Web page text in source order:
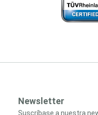
Newsletter
Suscríbase a nuestra